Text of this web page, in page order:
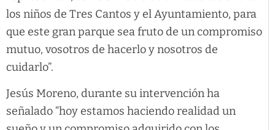
los niños de Tres Cantos y el Ayuntamiento, para
que este gran parque sea fruto de un compromiso
mutuo, vosotros de hacerlo y nosotros de
cuidarlo”.
Jesús Moreno, durante su intervención ha
señalado “hoy estamos haciendo realidad un